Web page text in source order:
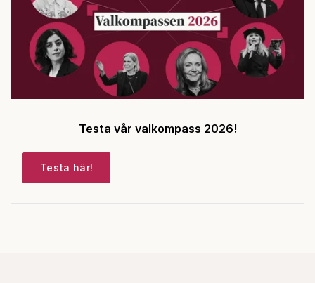
Testa vår valkompass 2026!
Testa här!